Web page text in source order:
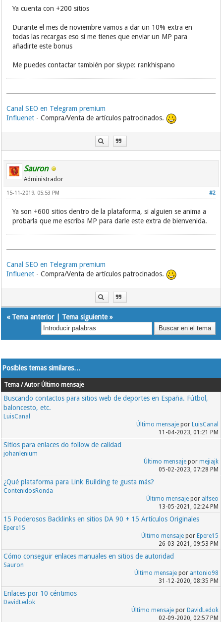
Ya cuenta con +200 sitios
Durante el mes de noviembre vamos a dar un 10% extra en
todas las recargas eso si me tienes que enviar un MP para
añadirte este bonus
Me puedes contactar también por skype: rankhispano
Canal SEO en Telegram premium
Influenet - Compra/Venta de artículos patrocinados.
Sauron
Administrador
#2
15-11-2019, 05:53 PM
Ya son +600 sitios dentro de la plataforma, si alguien se anima a
probarla que me escriba MP para darle este extra de bienvenida.
Canal SEO en Telegram premium
Influenet - Compra/Venta de artículos patrocinados.
« Tema anterior| Tema siguiente»
Posibles temas similares…
Tema / Autor Último mensaje
Buscando contactos para sitios web de deportes en España. Fútbol,
baloncesto, etc.
LuisCanal
Último mensajepor LuisCanal
11-04-2023, 01:21 PM
Sitios para enlaces do follow de calidad
johanlenium
Último mensajepor mejiajk
05-02-2023, 07:28 PM
¿Qué plataforma para Link Building te gusta más?
ContenidosRonda
Último mensajepor alfseo
13-05-2021, 02:24 PM
15 Poderosos Backlinks en sitios DA 90 + 15 Artículos Originales
Epere15
Último mensajepor Epere15
26-03-2021, 09:53 PM
Cómo conseguir enlaces manuales en sitios de autoridad
Sauron
Último mensajepor antonio98
31-12-2020, 08:35 PM
Enlaces por 10 céntimos
DavidLedok
Último mensajepor DavidLedok
02-09-2020, 02:57 PM